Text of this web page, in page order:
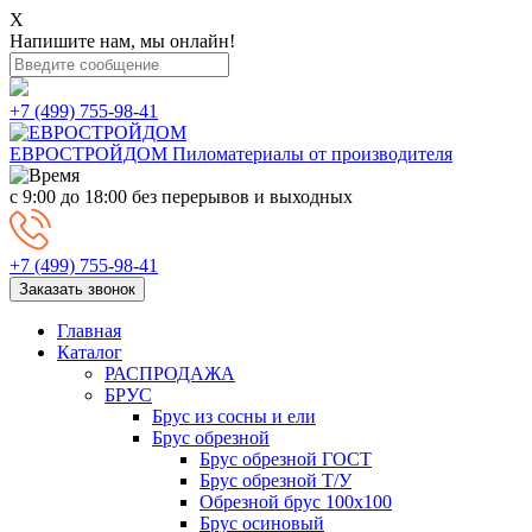
X
Напишите нам, мы онлайн!
+7 (499) 755-98-41
ЕВРОСТРОЙДОМ Пиломатериалы от производителя
с 9:00 до 18:00 без перерывов и выходных
+7 (499) 755-98-41
Заказать звонок
Главная
Каталог
РАСПРОДАЖА
БРУС
Брус из сосны и ели
Брус обрезной
Брус обрезной ГОСТ
Брус обрезной Т/У
Обрезной брус 100х100
Брус осиновый